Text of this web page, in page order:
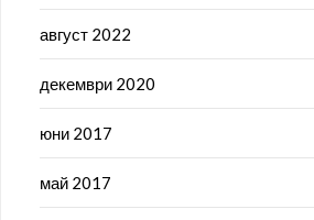
август 2022
декември 2020
юни 2017
май 2017